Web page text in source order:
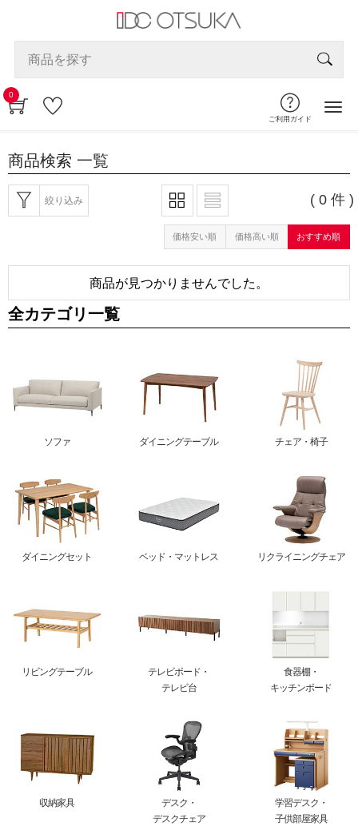
0
ご利用ガイド
商品検索 一覧
絞り込み ( 0 件 )
価格安い順 価格高い順 おすすめ順
商品が見つかりませんでした。
全カテゴリ一覧
ソファ ダイニングテーブル チェア・椅子
ダイニングセット ベッド・マットレス リクライニングチェア
リビングテーブル
テレビボード・
テレビ台
食器棚・
キッチンボード
収納家具
デスク・
デスクチェア
学習デスク・
子供部屋家具